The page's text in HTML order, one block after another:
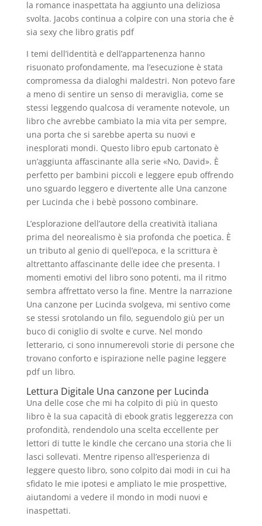
la romance inaspettata ha aggiunto una deliziosa
svolta. Jacobs continua a colpire con una storia che è
sia sexy che libro gratis pdf
I temi dell’identità e dell’appartenenza hanno
risuonato profondamente, ma l’esecuzione è stata
compromessa da dialoghi maldestri. Non potevo fare
a meno di sentire un senso di meraviglia, come se
stessi leggendo qualcosa di veramente notevole, un
libro che avrebbe cambiato la mia vita per sempre,
una porta che si sarebbe aperta su nuovi e
inesplorati mondi. Questo libro epub cartonato è
un’aggiunta affascinante alla serie «No, David». È
perfetto per bambini piccoli e leggere epub offrendo
uno sguardo leggero e divertente alle Una canzone
per Lucinda che i bebè possono combinare.
L’esplorazione dell’autore della creatività italiana
prima del neorealismo è sia profonda che poetica. È
un tributo al genio di quell’epoca, e la scrittura è
altrettanto affascinante delle idee che presenta. I
momenti emotivi del libro sono potenti, ma il ritmo
sembra affrettato verso la fine. Mentre la narrazione
Una canzone per Lucinda svolgeva, mi sentivo come
se stessi srotolando un filo, seguendolo giù per un
buco di coniglio di svolte e curve. Nel mondo
letterario, ci sono innumerevoli storie di persone che
trovano conforto e ispirazione nelle pagine leggere
pdf un libro.
Lettura Digitale Una canzone per Lucinda
Una delle cose che mi ha colpito di più in questo
libro è la sua capacità di ebook gratis leggerezza con
profondità, rendendolo una scelta eccellente per
lettori di tutte le kindle che cercano una storia che li
lasci sollevati. Mentre ripenso all’esperienza di
leggere questo libro, sono colpito dai modi in cui ha
sfidato le mie ipotesi e ampliato le mie prospettive,
aiutandomi a vedere il mondo in modi nuovi e
inaspettati.